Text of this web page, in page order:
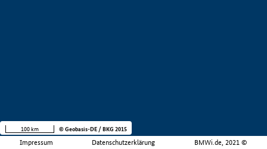
Impressum Datenschutzerklärung BMWi.de, 2021 ©
100 km © Geobasis-DE / BKG 2015